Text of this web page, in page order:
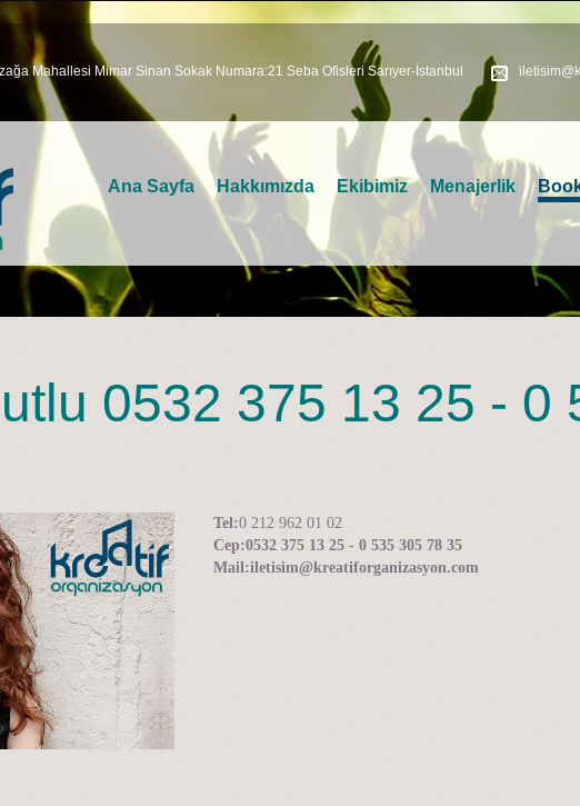
Mahallesi Mimar Sinan Sokak Numara:21 Seba Ofisleri Sarıyer-İstanbul
Ana Sayfa Hakkımızda Ekibimiz Menajerlik
0532 375 13 25 - 0
Tel:0 212 962 01 02
Cep:0532 375 13 25 - 0 535 305 78 35
Mail:iletisim@kreatiforganizasyon.com